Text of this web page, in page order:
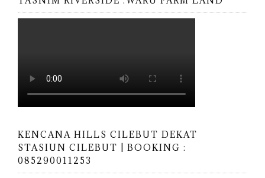
KENCANA HILLS CILEBUT DEKAT
STASIUN CILEBUT | BOOKING :
085290011253